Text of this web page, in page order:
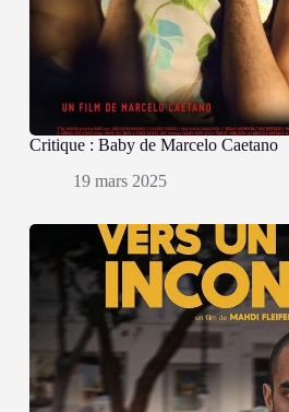
Critique : Baby de Marcelo Caetano
19 mars 2025